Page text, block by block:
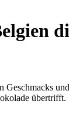
übertrifft.